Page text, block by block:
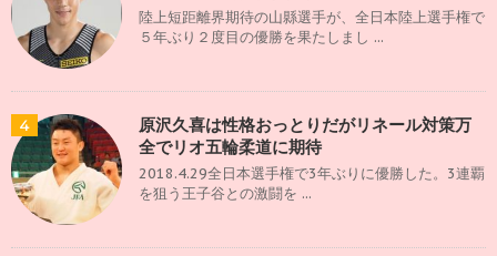
陸上短距離界期待の山縣選手が、全日本陸上選手権で
５年ぶり２度目の優勝を果たしまし ...
4
原沢久喜は性格おっとりだがリネール対策万
全でリオ五輪柔道に期待
2018.4.29全日本選手権で3年ぶりに優勝した。3連覇
を狙う王子谷との激闘を ...